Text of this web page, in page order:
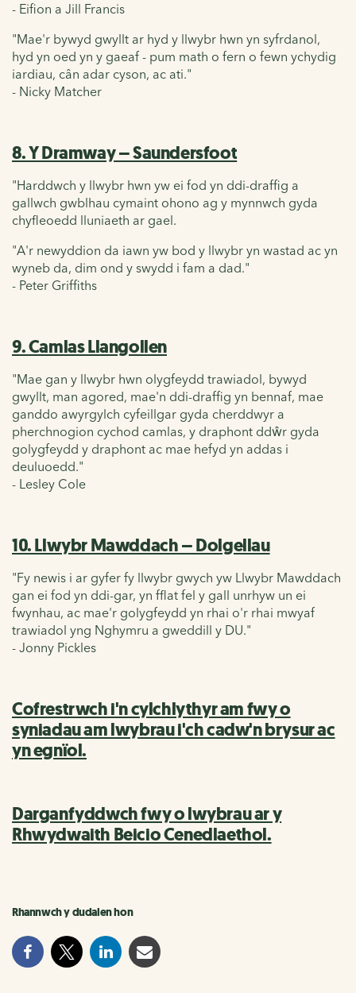
- Eifion a Jill Francis
"Mae'r bywyd gwyllt ar hyd y llwybr hwn yn syfrdanol,
hyd yn oed yn y gaeaf - pum math o fern o fewn ychydig
iardiau, cân adar cyson, ac ati."
- Nicky Matcher
8. Y Dramway – Saundersfoot
"Harddwch y llwybr hwn yw ei fod yn ddi-draffig a
gallwch gwblhau cymaint ohono ag y mynnwch gyda
chyfleoedd lluniaeth ar gael.
"A'r newyddion da iawn yw bod y llwybr yn wastad ac yn
wyneb da, dim ond y swydd i fam a dad."
- Peter Griffiths
9. Camlas Llangollen
"Mae gan y llwybr hwn olygfeydd trawiadol, bywyd
gwyllt, man agored, mae'n ddi-draffig yn bennaf, mae
ganddo awyrgylch cyfeillgar gyda cherddwyr a
pherchnogion cychod camlas, y draphont ddŵr gyda
golygfeydd y draphont ac mae hefyd yn addas i
deuluoedd."
- Lesley Cole
10. Llwybr Mawddach – Dolgellau
"Fy newis i ar gyfer fy llwybr gwych yw Llwybr Mawddach
gan ei fod yn ddi-gar, yn fflat fel y gall unrhyw un ei
fwynhau, ac mae'r golygfeydd yn rhai o'r rhai mwyaf
trawiadol yng Nghymru a gweddill y DU."
- Jonny Pickles
Cofrestrwch i'n cylchlythyr am fwy o
syniadau am lwybrau i'ch cadw'n brysur ac
yn egnïol.
Darganfyddwch fwy o lwybrau ar y
Rhwydwaith Beicio Cenedlaethol.
Rhannwch y dudalen hon